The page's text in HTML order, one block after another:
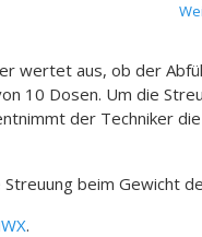
wertet aus, ob der
10 Dosen. Um die
der Techniker
beim Gewicht
.